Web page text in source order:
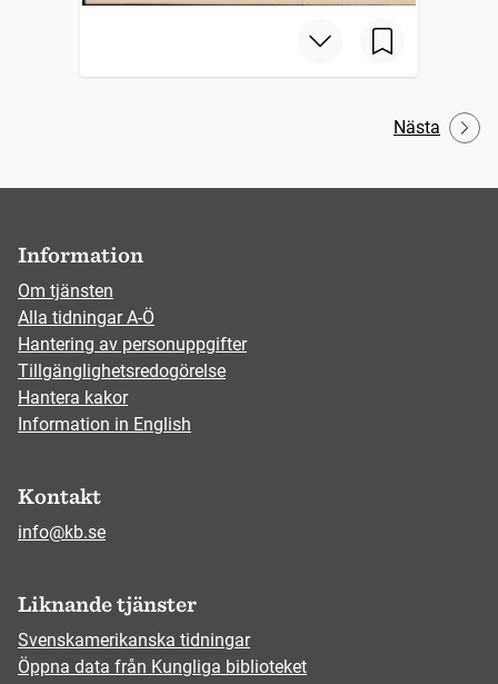
Nästa
Information
Om tjänsten
Alla tidningar A-Ö
Hantering av personuppgifter
Tillgänglighetsredogörelse
Hantera kakor
Information in English
Kontakt
info@kb.se
Liknande tjänster
Svenskamerikanska tidningar
Öppna data från Kungliga biblioteket